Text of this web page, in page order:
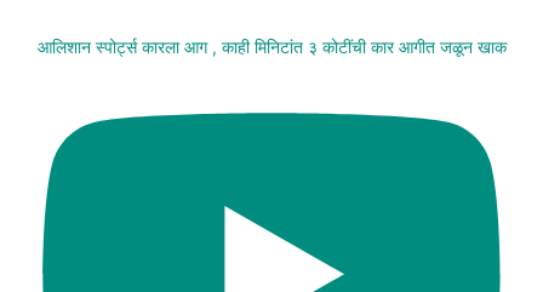
आलिशान स्पोर्ट्स कारला आग , काही मिनिटांत ३ कोटींची कार आगीत जळून खाक